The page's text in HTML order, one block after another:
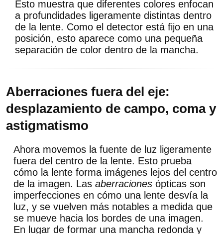
Esto muestra que diferentes colores enfocan
a profundidades ligeramente distintas dentro
de la lente. Como el detector está fijo en una
posición, esto aparece como una pequeña
separación de color dentro de la mancha.
Aberraciones fuera del eje:
desplazamiento de campo, coma y
astigmatismo
Ahora movemos la fuente de luz ligeramente
fuera del centro de la lente. Esto prueba
cómo la lente forma imágenes lejos del centro
de la imagen. Las aberraciones ópticas son
imperfecciones en cómo una lente desvía la
luz, y se vuelven más notables a medida que
se mueve hacia los bordes de una imagen.
En lugar de formar una mancha redonda y